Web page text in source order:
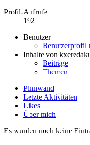
Profil-Aufrufe
192
Benutzer
Benutzerprofil
Inhalte von
Beiträge
Themen
Pinnwand
Letzte Aktivitäten
Likes
Über mich
Es wurden noch keine